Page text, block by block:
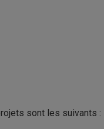
sont les suivants :